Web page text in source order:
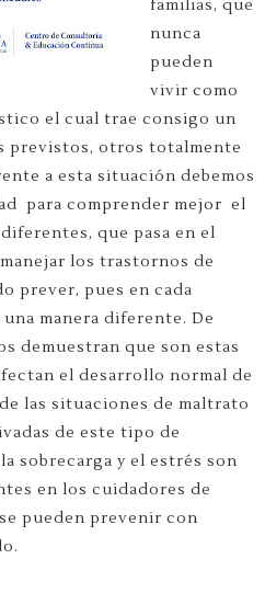
familias, que
nunca
pueden
vivir como
el cual trae consigo un
previstos, otros totalmente
a esta situación debemos
para comprender mejor el
que pasa en el
los trastornos de
prever, pues en cada
manera diferente. De
demuestran que son estas
el desarrollo normal de
las situaciones de maltrato
de este tipo de
sobrecarga y el estrés son
en los cuidadores de
pueden prevenir con